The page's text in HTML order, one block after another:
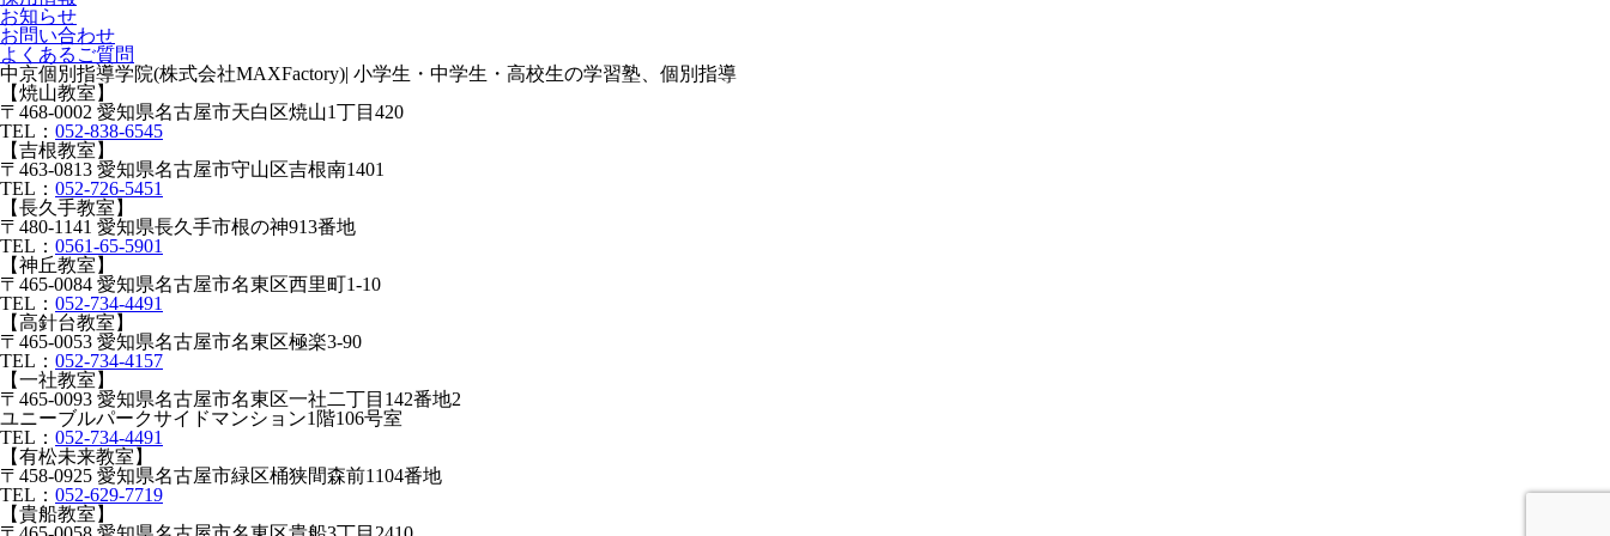
お知らせ
お問い合わせ
よくあるご質問
中京個別指導学院(株式会社MAXFactory)| 小学生・中学生・高校生の学習塾、個別指導
【焼山教室】
〒468-0002 愛知県名古屋市天白区焼山1丁目420
TEL： 052-838-6545
【吉根教室】
〒463-0813 愛知県名古屋市守山区吉根南1401
TEL： 052-726-5451
【長久手教室】
〒480-1141 愛知県長久手市根の神913番地
TEL： 0561-65-5901
【神丘教室】
〒465-0084 愛知県名古屋市名東区西里町1-10
TEL： 052-734-4491
【高針台教室】
〒465-0053 愛知県名古屋市名東区極楽3-90
TEL： 052-734-4157
【一社教室】
〒465-0093 愛知県名古屋市名東区一社二丁目142番地2
ユニーブルパークサイドマンション1階106号室
TEL： 052-734-4491
【有松未来教室】
〒458-0925 愛知県名古屋市緑区桶狭間森前1104番地
TEL： 052-629-7719
【貴船教室】